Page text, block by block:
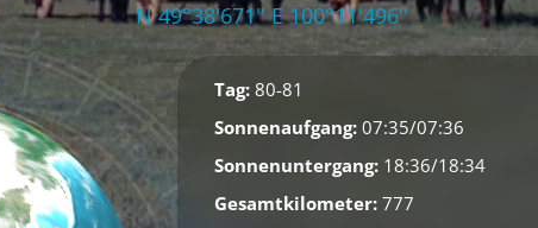
N 49°38'671'' E 100°11'496''
Tag: 80-81
Sonnenaufgang: 07:35/07:36
Sonnenuntergang: 18:36/18:34
Gesamtkilometer: 777